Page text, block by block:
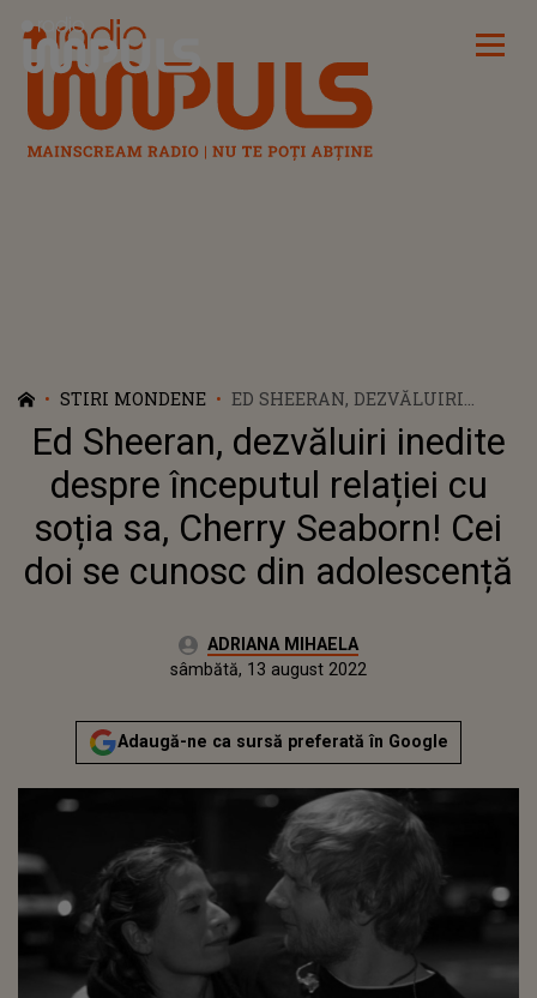
Radio Impuls
STIRI MONDENE
ED SHEERAN, DEZVĂLUIRI
INEDITE DESPRE ÎNCEPUTUL
RELAȚIEI CU SOȚIA SA, CHERRY
SEABORN! CEI DOI SE CUNOSC
DIN ADOLESCENȚĂ
Ed Sheeran, dezvăluiri inedite
despre începutul relației cu
soția sa, Cherry Seaborn! Cei
doi se cunosc din adolescență
Autor:ADRIANA MIHAELA
vineri, 13 august 2021Actualizat:
sâmbătă, 13 august 2022
Adaugă-ne ca sursă preferată în Google